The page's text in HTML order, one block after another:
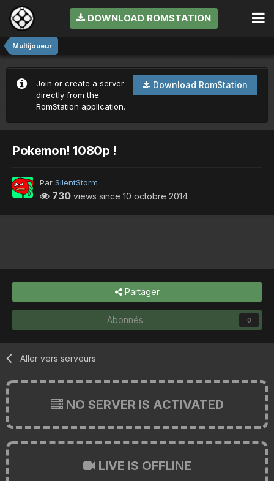
DOWNLOAD ROMSTATION
Multijoueur
Download RomStation
Join or create a server
directly from the
RomStation application.
Pokemon! 1080p !
Par SilentStorm
730 views since 10 octobre 2014
Partager
Abonnés 0
Aller vers serveurs
NO SERVER IS ACTIVATED
LIVE IS OFFLINE